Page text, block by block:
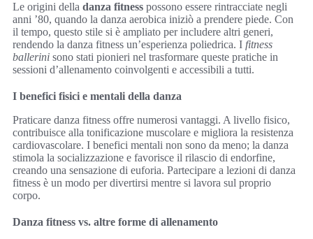
Le origini della danza fitness possono essere rintracciate negli
anni ’80, quando la danza aerobica iniziò a prendere piede. Con
il tempo, questo stile si è ampliato per includere altri generi,
rendendo la danza fitness un’esperienza poliedrica. I fitness
ballerini sono stati pionieri nel trasformare queste pratiche in
sessioni d’allenamento coinvolgenti e accessibili a tutti.
I benefici fisici e mentali della danza
Praticare danza fitness offre numerosi vantaggi. A livello fisico,
contribuisce alla tonificazione muscolare e migliora la resistenza
cardiovascolare. I benefici mentali non sono da meno; la danza
stimola la socializzazione e favorisce il rilascio di endorfine,
creando una sensazione di euforia. Partecipare a lezioni di danza
fitness è un modo per divertirsi mentre si lavora sul proprio
corpo.
Danza fitness vs. altre forme di allenamento